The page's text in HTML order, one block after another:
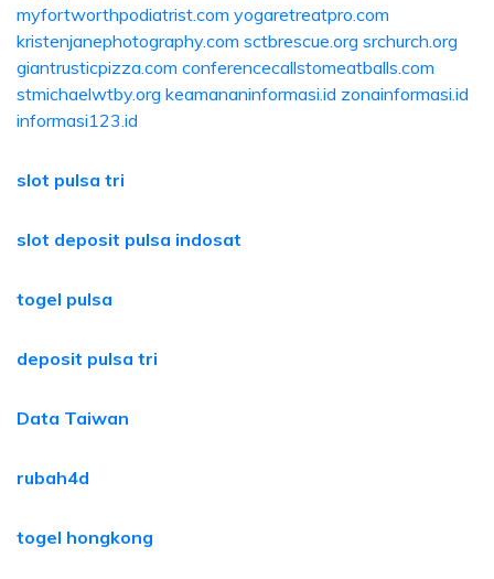
myfortworthpodiatrist.com yogaretreatpro.com
kristenjanephotography.com sctbrescue.org srchurch.org
giantrusticpizza.com conferencecallstomeatballs.com
stmichaelwtby.org keamananinformasi.id zonainformasi.id
informasi123.id
slot pulsa tri
slot deposit pulsa indosat
togel pulsa
deposit pulsa tri
Data Taiwan
rubah4d
togel hongkong